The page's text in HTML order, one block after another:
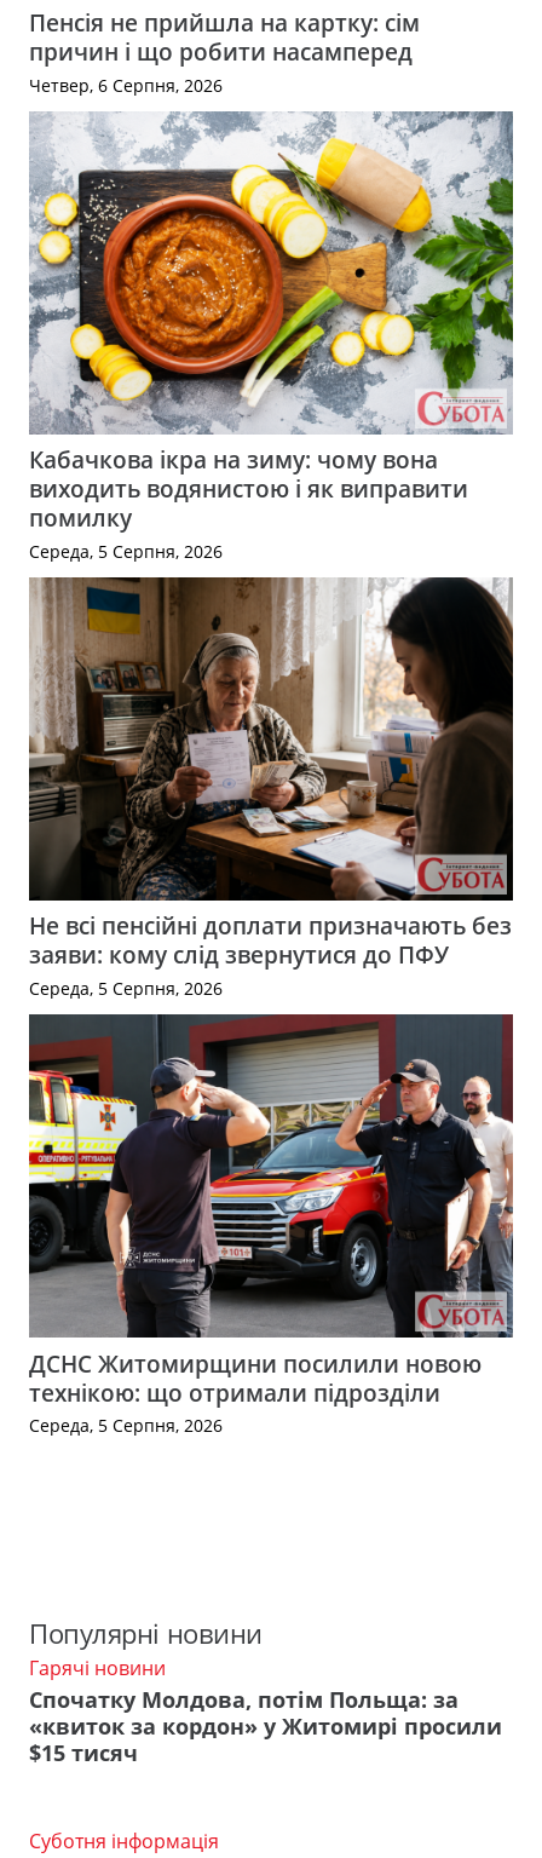
Пенсія не прийшла на картку: сім
причин і що робити насамперед
Четвер, 6 Серпня, 2026
Кабачкова ікра на зиму: чому вона
виходить водянистою і як виправити
помилку
Середа, 5 Серпня, 2026
Не всі пенсійні доплати призначають без
заяви: кому слід звернутися до ПФУ
Середа, 5 Серпня, 2026
ДСНС Житомирщини посилили новою
технікою: що отримали підрозділи
Середа, 5 Серпня, 2026
Популярні новини
Гарячі новини
Спочатку Молдова, потім Польща: за
«квиток за кордон» у Житомирі просили
$15 тисяч
Суботня інформація